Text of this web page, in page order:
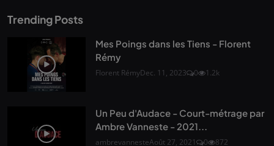
Trending Posts
Mes Poings dans les Tiens - Florent
Rémy
Florent RémyDec. 11, 2023 0 1.2k
Un Peu d'Audace - Court-métrage par
Ambre Vanneste - 2021...
ambrevannesteAoût 27, 2021 0 872